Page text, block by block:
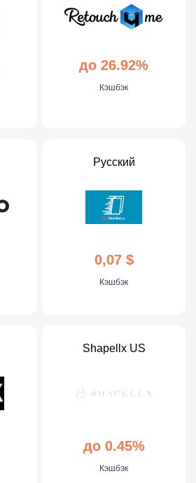
до 26.92%
Кэшбэк
Русский
0,07 $
Кэшбэк
Shapellx US
до 0.45%
Кэшбэк